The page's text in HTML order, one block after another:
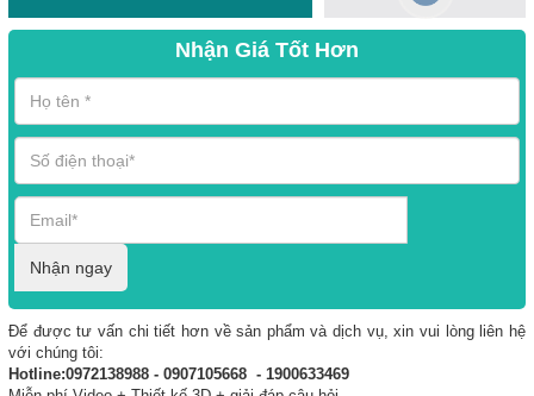
Nhận Giá Tốt Hơn
Nhận ngay
Để được tư vấn chi tiết hơn về sản phẩm và dịch vụ, xin vui lòng liên hệ
với chúng tôi:
Hotline:0972138988 - 0907105668 - 1900633469